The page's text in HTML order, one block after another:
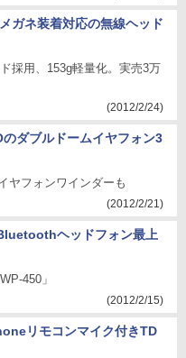
ガネ装着対応の無線ヘッド
採用、153g軽量化。実売3万
(2012/2/24)
ダブルドームイヤフォン3
ヤフォンワインダーも
(2012/2/21)
ヘッドフォン最上
450」
(2012/2/15)
リモコンマイク付きTD